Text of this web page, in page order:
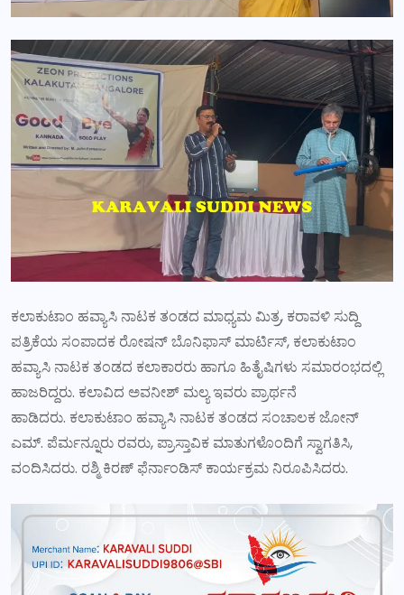
ಕಲಾಕುಟಾಂ ಹವ್ಯಾಸಿ ನಾಟಕ ತಂಡದ ಮಾಧ್ಯಮ ಮಿತ್ರ, ಕರಾವಳಿ ಸುದ್ದಿ
ಪತ್ರಿಕೆಯ ಸಂಪಾದಕ ರೋಷನ್ ಬೊನಿಫಾಸ್ ಮಾರ್ಟಿಸ್, ಕಲಾಕುಟಾಂ
ಹವ್ಯಾಸಿ ನಾಟಕ ತಂಡದ ಕಲಾಕಾರರು ಹಾಗೂ ಹಿತೈಷಿಗಳು ಸಮಾರಂಭದಲ್ಲಿ
ಹಾಜರಿದ್ದರು. ಕಲಾವಿದ ಅವನೀಶ್ ಮಲ್ಯ ಇವರು ಪ್ರಾರ್ಥನೆ
ಹಾಡಿದರು. ಕಲಾಕುಟಾಂ ಹವ್ಯಾಸಿ ನಾಟಕ ತಂಡದ ಸಂಚಾಲಕ ಜೋನ್
ಎಮ್. ಪೆರ್ಮನ್ನೂರು ರವರು, ಪ್ರಾಸ್ತಾವಿಕ ಮಾತುಗಳೊಂದಿಗೆ ಸ್ವಾಗತಿಸಿ,
ವಂದಿಸಿದರು. ರಶ್ಮಿ ಕಿರಣ್ ಫೆರ್ನಾಂಡಿಸ್ ಕಾರ್ಯಕ್ರಮ ನಿರೂಪಿಸಿದರು.